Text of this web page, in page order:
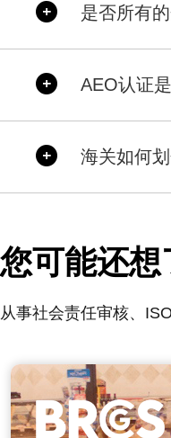
是否所有
AEO认证
海关如何
您可能还想
从事社会责任审核、